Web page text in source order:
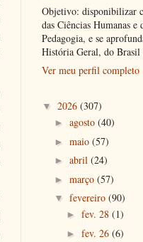
Objetivo: disponibilizar
das Ciências Humanas e
Pedagogia, e se
História Geral, do Brasil
Ver meu perfil completo
▼ 2026 (307)
► agosto (40)
► maio (57)
► abril (24)
► março (57)
▼ fevereiro (90)
► fev. 28 (1)
► fev. 26 (6)